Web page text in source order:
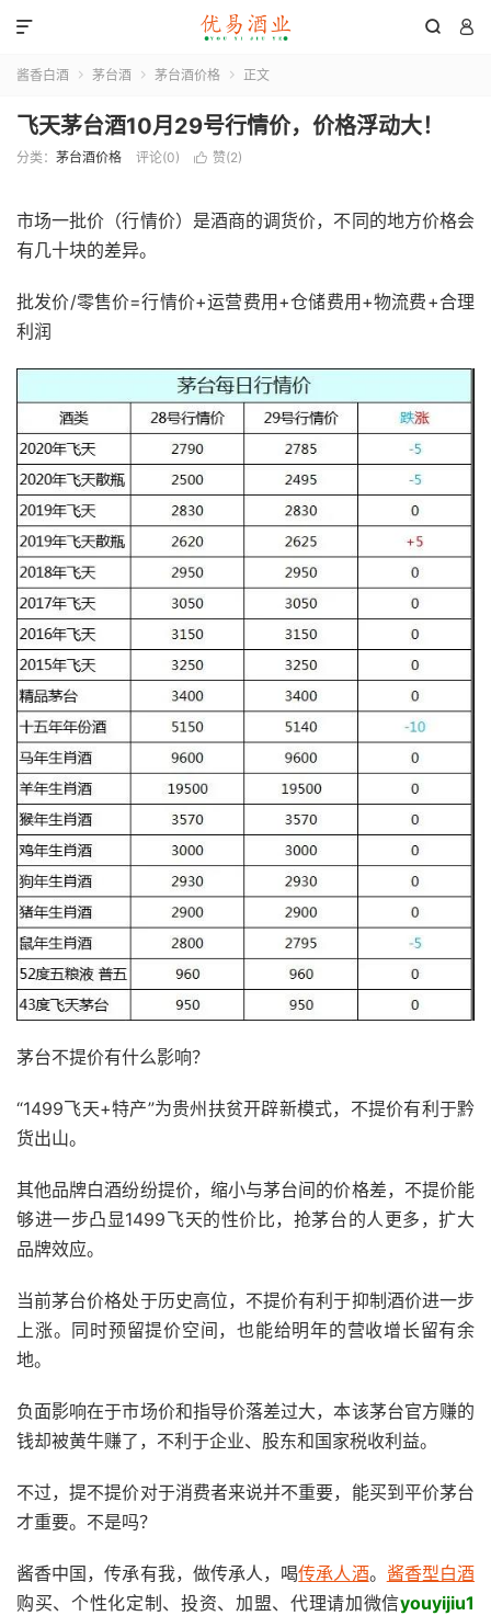
 

酱香白酒  茅台酒  茅台酒价格  正文
飞天茅台酒10月29号行情价，价格浮动大！
分类： 茅台酒价格 评论(0)  赞(2)
市场一批价（行情价）是酒商的调货价，不同的地方价格会
有几十块的差异。
批发价/零售价=行情价+运营费用+仓储费用+物流费+合理
利润
茅台不提价有什么影响？
“1499飞天+特产”为贵州扶贫开辟新模式，不提价有利于黔
货出山。
其他品牌白酒纷纷提价，缩小与茅台间的价格差，不提价能
够进一步凸显1499飞天的性价比，抢茅台的人更多，扩大
品牌效应。
当前茅台价格处于历史高位，不提价有利于抑制酒价进一步
上涨。同时预留提价空间，也能给明年的营收增长留有余
地。
负面影响在于市场价和指导价落差过大，本该茅台官方赚的
钱却被黄牛赚了，不利于企业、股东和国家税收利益。
不过，提不提价对于消费者来说并不重要，能买到平价茅台
才重要。不是吗？
酱香中国，传承有我，做传承人，喝传承人酒。 酱香型白酒
购买、个性化定制、投资、加盟、代理请加微信youyijiu1